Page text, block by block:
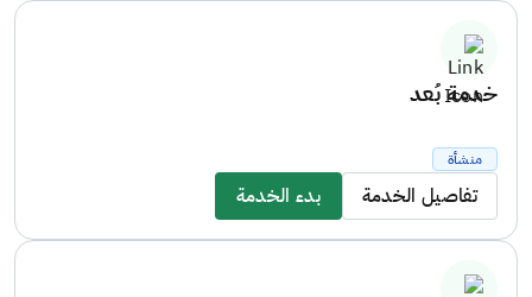
خدمة بُعد
منشأة
تفاصيل الخدمة بدء الخدمة